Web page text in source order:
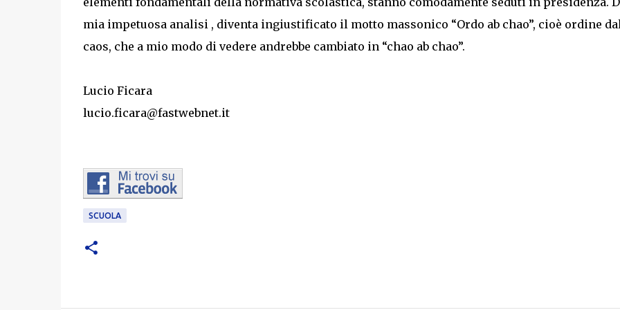
mia impetuosa analisi , diventa ingiustificato il motto massonico “Ordo ab chao”, cioè ordine
caos, che a mio modo di vedere andrebbe cambiato in “chao ab chao”.
Lucio Ficara
lucio.ficara@fastwebnet.it
SCUOLA